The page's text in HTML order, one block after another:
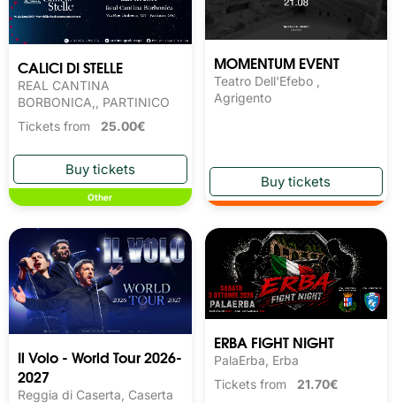
CALICI DI STELLE
REAL CANTINA
BORBONICA,, PARTINICO
Tickets from 25.00€
Other
MOMENTUM EVENT
Teatro Dell'Efebo ,
Agrigento
Il Volo - World Tour 2026-
2027
Reggia di Caserta, Caserta
ERBA FIGHT NIGHT
PalaErba, Erba
Tickets from 21.70€